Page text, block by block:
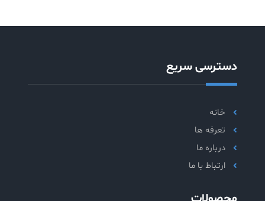
دسترسی سریع
خانه
تعرفه ها
درباره ما
ارتباط با ما